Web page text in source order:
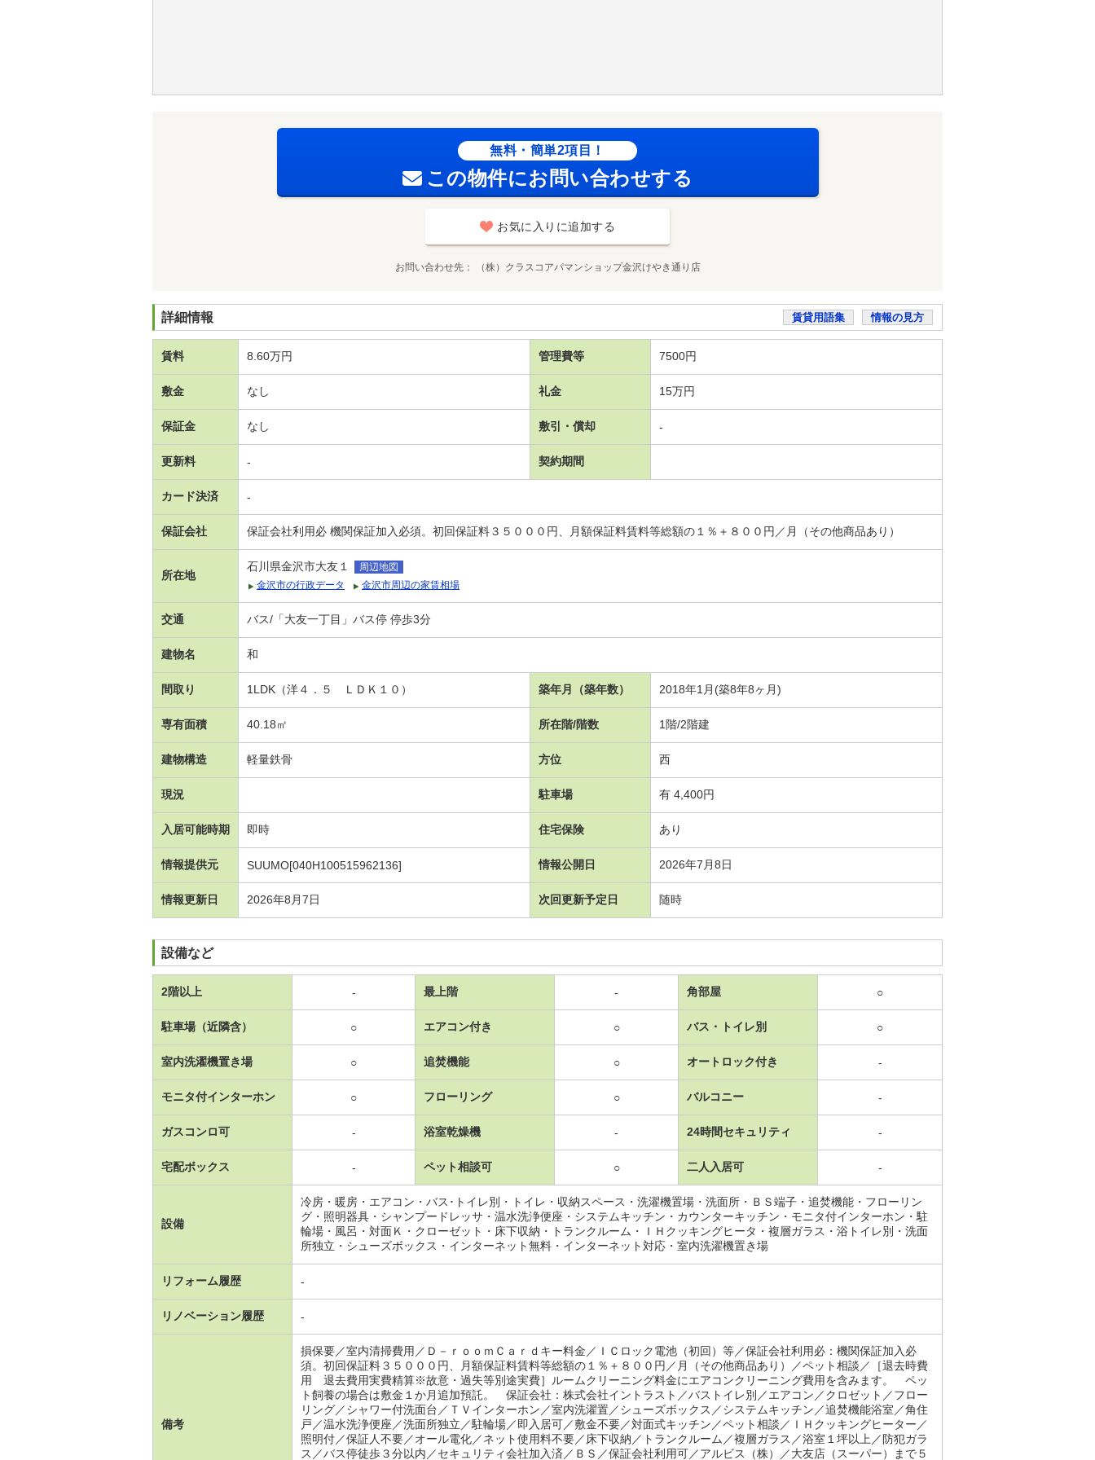
無料・簡単2項目！
この物件にお問い合わせする
お気に入りに追加する
お問い合わせ先 （株）クラスコアパマンショップ金沢けやき通り店
詳細情報 賃貸用語集 情報の見方
賃料 8.60万円 管理費等 7500円
敷金 なし 礼金 15万円
保証金 なし 敷引・償却 -
更新料 - 契約期間
カード決済 -
保証会社 保証会社利用必 機関保証加入必須。初回保証料３５０００円、月額保証料賃料等総額の１％＋８００円／月（その他商品あり）
所在地
石川県金沢市大友１
周辺地図
金沢市の行政データ
金沢市周辺の家賃相場
交通 バス/「大友一丁目」バス停 停歩3分
建物名 和
間取り 1LDK（洋４．５ ＬＤＫ１０） 築年月（築年数） 2018年1月(築8年8ヶ月)
専有面積 40.18㎡ 所在階/階数 1階/2階建
建物構造 軽量鉄骨 方位 西
現況 駐車場 有 4,400円
入居可能時期 即時 住宅保険 あり
情報提供元 SUUMO[040H100515962136] 情報公開日 2026年7月8日
情報更新日 2026年8月7日 次回更新予定日 随時
設備など
2階以上 - 最上階 - 角部屋 ○
駐車場（近隣含） ○ エアコン付き ○ バス・トイレ別 ○
室内洗濯機置き場 ○ 追焚機能 ○ オートロック付き -
モニタ付インターホン ○ フローリング ○ バルコニー -
ガスコンロ可 - 浴室乾燥機 - 24時間セキュリティ -
宅配ボックス - ペット相談可 ○ 二人入居可 -
設備
冷房・暖房・エアコン・バス･トイレ別・トイレ・収納スペース・洗濯機置場・洗面所・ＢＳ端子・追焚機能・フローリン
グ・照明器具・シャンプードレッサ・温水洗浄便座・システムキッチン・カウンターキッチン・モニタ付インターホン・駐
輪場・風呂・対面Ｋ・クローゼット・床下収納・トランクルーム・ＩＨクッキングヒータ・複層ガラス・浴トイレ別・洗面
所独立・シューズボックス・インターネット無料・インターネット対応・室内洗濯機置き場
リフォーム履歴 -
リノベーション履歴 -
備考
損保要／室内清掃費用／Ｄ－ｒｏｏｍＣａｒｄキー料金／ＩＣロック電池（初回）等／保証会社利用必：機関保証加入必
須。初回保証料３５０００円、月額保証料賃料等総額の１％＋８００円／月（その他商品あり）／ペット相談／［退去時費
用 退去費用実費精算※故意・過失等別途実費］ルームクリーニング料金にエアコンクリーニング費用を含みます。 ペッ
ト飼養の場合は敷金１か月追加預託。 保証会社：株式会社イントラスト／バストイレ別／エアコン／クロゼット／フロー
リング／シャワー付洗面台／ＴＶインターホン／室内洗濯置／シューズボックス／システムキッチン／追焚機能浴室／角住
戸／温水洗浄便座／洗面所独立／駐輪場／即入居可／敷金不要／対面式キッチン／ペット相談／ＩＨクッキングヒーター／
照明付／保証人不要／オール電化／ネット使用料不要／床下収納／トランクルーム／複層ガラス／浴室１坪以上／防犯ガラ
ス／バス停徒歩３分以内／セキュリティ会社加入済／ＢＳ／保証会社利用可／アルビス（株）／大友店（スーパー）まで５